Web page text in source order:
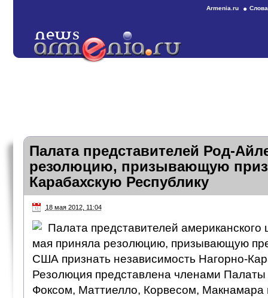
Armenia.ru
Палата представителей Род-
резолюцию, призывающую
Карабахскую Республику
18 мая 2012, 11:04
Палата представителей
мая приняла резолюцию, призывающую
США признать независимость Нагорно-
Резолюция представлена членами Палаты
Фоксом, Маттиелло, Корвесом,